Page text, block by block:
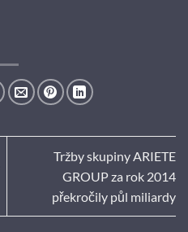
Tržby skupiny ARIETE
GROUP za rok 2014
překročily půl miliardy